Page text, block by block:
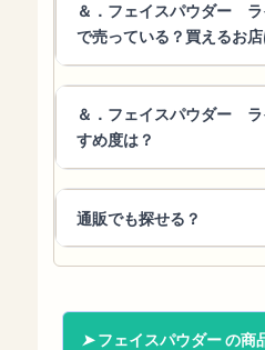
＆．フェイスパウダー ラ
で売っている？買えるお店
＆．フェイスパウダー
すめ度は？
通販でも探せる？
フェイスパウダー の商